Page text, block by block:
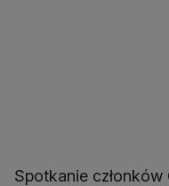
Spotkanie